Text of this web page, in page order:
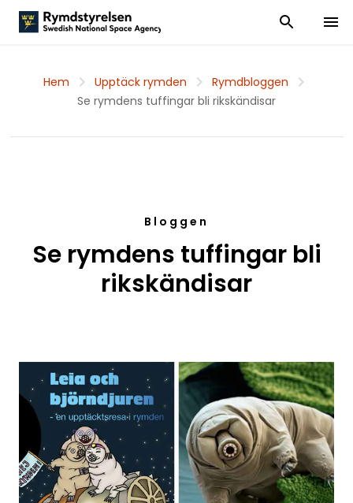
Visa och dölj
Visa
Hem Upptäck rymden
Rymdbloggen
Se rymdens tuffingar bli rikskändisar
Bloggen
Se rymdens tuffingar bli
rikskändisar